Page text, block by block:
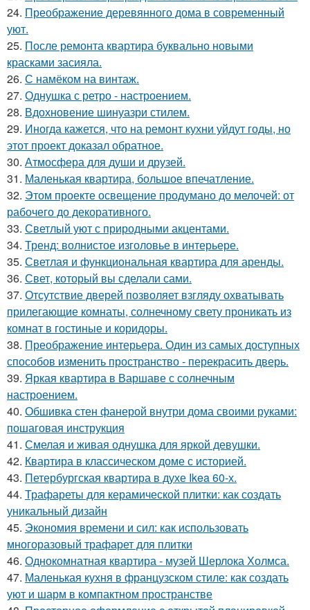
24. Преображение деревянного дома в современный
уют.
25. После ремонта квартира буквально новыми
красками засияла.
26. С намёком на винтаж.
27. Однушка с ретро - настроением.
28. Вдохновение шинуазри стилем.
29. Иногда кажется, что на ремонт кухни уйдут годы, но
этот проект доказал обратное.
30. Атмосфера для души и друзей.
31. Маленькая квартира, большое впечатление.
32. Этом проекте освещение продумано до мелочей: от
рабочего до декоративного.
33. Светлый уют с природными акцентами.
34. Тренд: волнистое изголовье в интерьере.
35. Светлая и функциональная квартира для аренды.
36. Свет, который вы сделали сами.
37. Отсутствие дверей позволяет взгляду охватывать
прилегающие комнаты, солнечному свету проникать из
комнат в гостиные и коридоры.
38. Преображение интерьера. Один из самых доступных
способов изменить пространство - перекрасить дверь.
39. Яркая квартира в Варшаве с солнечным
настроением.
40. Обшивка стен фанерой внутри дома своими руками:
пошаговая инструкция
41. Смелая и живая однушка для яркой девушки.
42. Квартира в классическом доме с историей.
43. Петербургская квартира в духе Ikea 60-х.
44. Трафареты для керамической плитки: как создать
уникальный дизайн
45. Экономия времени и сил: как использовать
многоразовый трафарет для плитки
46. Однокомнатная квартира - музей Шерлока Холмса.
47. Маленькая кухня в французском стиле: как создать
уют и шарм в компактном пространстве